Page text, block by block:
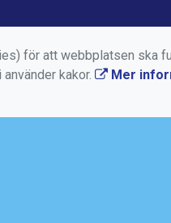
för att webbplatsen ska
kakor.
Mer